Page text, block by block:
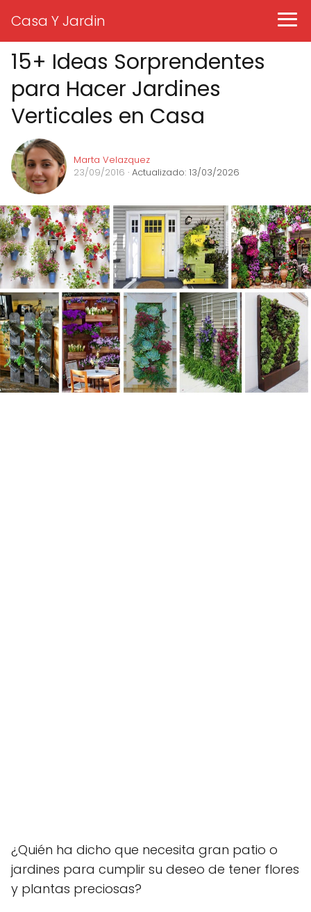
Casa Y Jardin
15+ Ideas Sorprendentes
para Hacer Jardines
Verticales en Casa
Marta Velazquez
23/09/2016 · Actualizado: 13/03/2026
¿Quién ha dicho que necesita gran patio o
jardines para cumplir su deseo de tener flores
y plantas preciosas?